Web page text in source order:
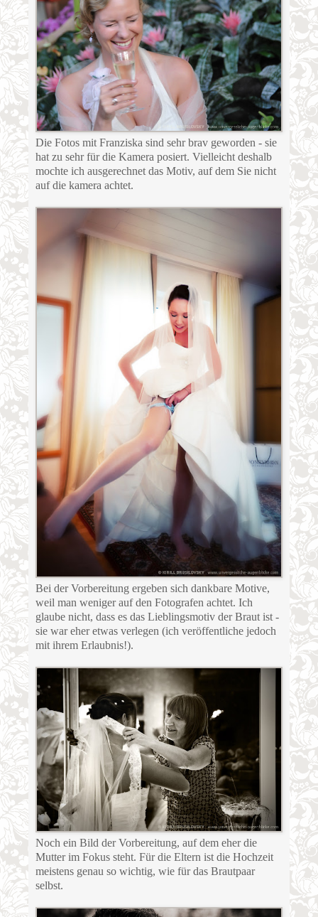
Die Fotos mit Franziska sind sehr brav geworden - sie
hat zu sehr für die Kamera posiert. Vielleicht deshalb
mochte ich ausgerechnet das Motiv, auf dem Sie nicht
auf die kamera achtet.
Bei der Vorbereitung ergeben sich dankbare Motive,
weil man weniger auf den Fotografen achtet. Ich
glaube nicht, dass es das Lieblingsmotiv der Braut ist -
sie war eher etwas verlegen (ich veröffentliche jedoch
mit ihrem Erlaubnis!).
Noch ein Bild der Vorbereitung, auf dem eher die
Mutter im Fokus steht. Für die Eltern ist die Hochzeit
meistens genau so wichtig, wie für das Brautpaar
selbst.